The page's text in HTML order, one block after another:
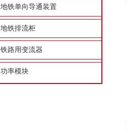
地铁单向导通装置
地铁排流柜
铁路用变流器
功率模块